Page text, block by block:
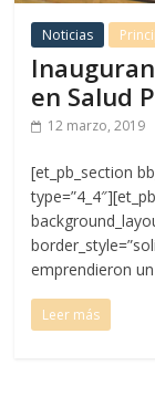
Noticias
en Salud
12 marzo, 2019
[et_pb_section
emprendieron
Leer más